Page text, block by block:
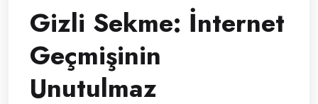
Gizli Sekme: İnternet
Geçmişinin
Unutulmaz